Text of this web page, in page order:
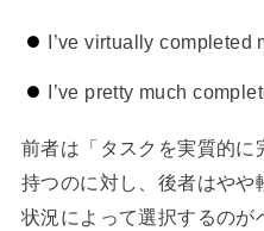
I’ve virtually completed
I’ve pretty much
前者は「タスクを実質的に
持つのに対し、後者はやや
状況によって選択するのが